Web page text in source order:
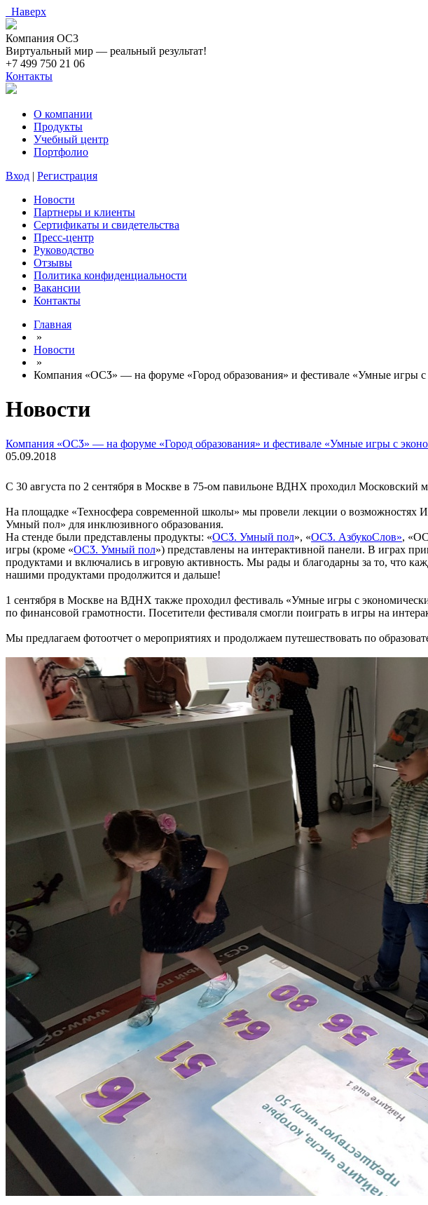
Наверх
Компания ОС3
Виртуальный мир — реальный результат!
+7 499 750 21 06
Контакты
О компании
Продукты
Учебный центр
Портфолио
Вход | Регистрация
Новости
Партнеры и клиенты
Сертификаты и свидетельства
Пресс-центр
Руководство
Отзывы
Политика конфиденциальности
Вакансии
Контакты
Главная
»
Новости
»
Компания «ОСӠ» — на форуме «Город образования» и фестивале «Умные игры
Новости
Компания «ОСӠ» — на форуме «Город образования» и фестивале «Умные игры с
05.09.2018
С 30 августа по 2 сентября в Москве в 75-ом павильоне ВДНХ проходил
На площадке «Техносфера современной школы» мы провели лекции о возможностях
Умный пол» для инклюзивного образования.
На стенде были представлены продукты: «ОСӠ. Умный пол», «ОСӠ. АзбукоСлов»,
игры (кроме «ОСӠ. Умный пол») представлены на интерактивной панели. В играх
продуктами и включались в игровую активность. Мы рады и благодарны за то, что
нашими продуктами продолжится и дальше!
1 сентября в Москве на ВДНХ также проходил фестиваль «Умные игры с
по финансовой грамотности. Посетители фестиваля смогли поиграть в игры на
Мы предлагаем фотоотчет о мероприятиях и продолжаем путешествовать по